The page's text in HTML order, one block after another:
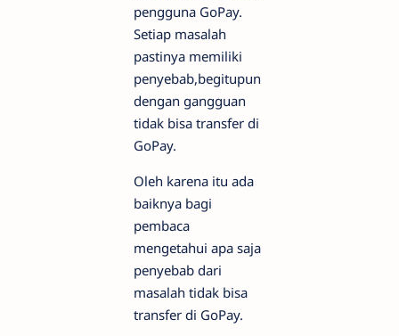
pengguna GoPay.
Setiap masalah
pastinya memiliki
penyebab,begitupun
dengan gangguan
tidak bisa transfer di
GoPay.
Oleh karena itu ada
baiknya bagi
pembaca
mengetahui apa saja
penyebab dari
masalah tidak bisa
transfer di GoPay.